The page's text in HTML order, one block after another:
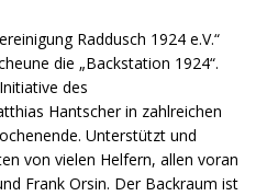
Raddusch 1924 e.V.“
die „Backstation 1924“.
des
Hantscher in zahlreichen
Unterstützt und
von vielen Helfern, allen voran
Frank Orsin. Der Backraum ist